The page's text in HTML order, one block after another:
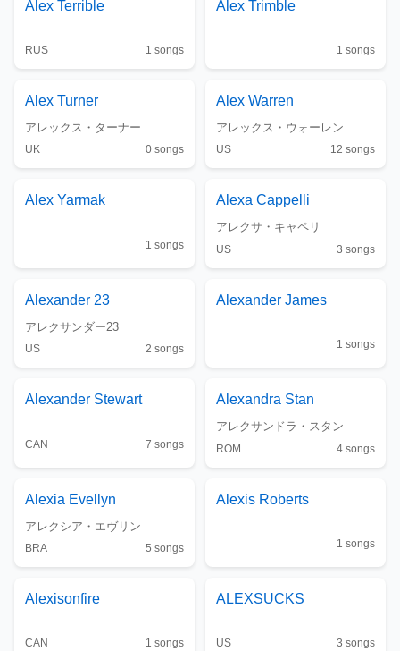
Alex Terrible
RUS 1 songs
Alex Trimble
1 songs
Alex Turner
アレックス・ターナー
UK 0 songs
Alex Warren
アレックス・ウォーレン
US 12 songs
Alex Yarmak
1 songs
Alexa Cappelli
アレクサ・キャペリ
US 3 songs
Alexander 23
アレクサンダー23
US 2 songs
Alexander James
1 songs
Alexander Stewart
CAN 7 songs
Alexandra Stan
アレクサンドラ・スタン
ROM 4 songs
Alexia Evellyn
アレクシア・エヴリン
BRA 5 songs
Alexis Roberts
1 songs
Alexisonfire
CAN 1 songs
ALEXSUCKS
US 3 songs